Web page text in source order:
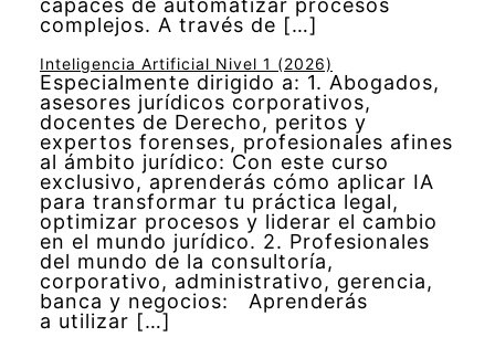
capaces de automatizar procesos
complejos. A través de […]
Inteligencia Artificial Nivel 1 (2026)
Especialmente dirigido a: 1. Abogados,
asesores jurídicos corporativos,
docentes de Derecho, peritos y
expertos forenses, profesionales afines
al ámbito jurídico: Con este curso
exclusivo, aprenderás cómo aplicar IA
para transformar tu práctica legal,
optimizar procesos y liderar el cambio
en el mundo jurídico. 2. Profesionales
del mundo de la consultoría,
corporativo, administrativo, gerencia,
banca y negocios: Aprenderás
a utilizar […]